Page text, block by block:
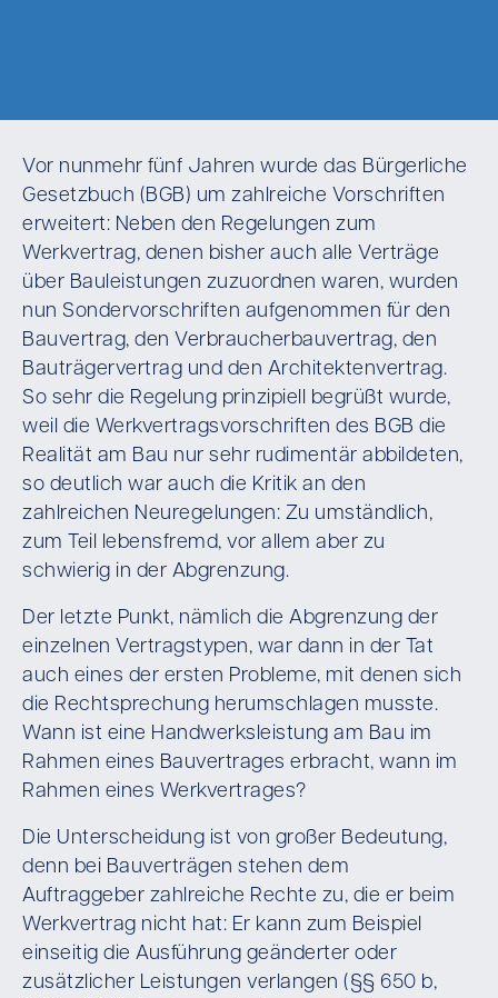
Vor nunmehr fünf Jahren wurde das Bürgerliche
Gesetzbuch (BGB) um zahlreiche Vorschriften
erweitert: Neben den Regelungen zum
Werkvertrag, denen bisher auch alle Verträge
über Bauleistungen zuzuordnen waren, wurden
nun Sondervorschriften aufgenommen für den
Bauvertrag, den Verbraucherbauvertrag, den
Bauträgervertrag und den Architektenvertrag.
So sehr die Regelung prinzipiell begrüßt wurde,
weil die Werkvertragsvorschriften des BGB die
Realität am Bau nur sehr rudimentär abbildeten,
so deutlich war auch die Kritik an den
zahlreichen Neuregelungen: Zu umständlich,
zum Teil lebensfremd, vor allem aber zu
schwierig in der Abgrenzung.
Der letzte Punkt, nämlich die Abgrenzung der
einzelnen Vertragstypen, war dann in der Tat
auch eines der ersten Probleme, mit denen sich
die Rechtsprechung herumschlagen musste.
Wann ist eine Handwerksleistung am Bau im
Rahmen eines Bauvertrages erbracht, wann im
Rahmen eines Werkvertrages?
Die Unterscheidung ist von großer Bedeutung,
denn bei Bauverträgen stehen dem
Auftraggeber zahlreiche Rechte zu, die er beim
Werkvertrag nicht hat: Er kann zum Beispiel
einseitig die Ausführung geänderter oder
zusätzlicher Leistungen verlangen (§§ 650 b,